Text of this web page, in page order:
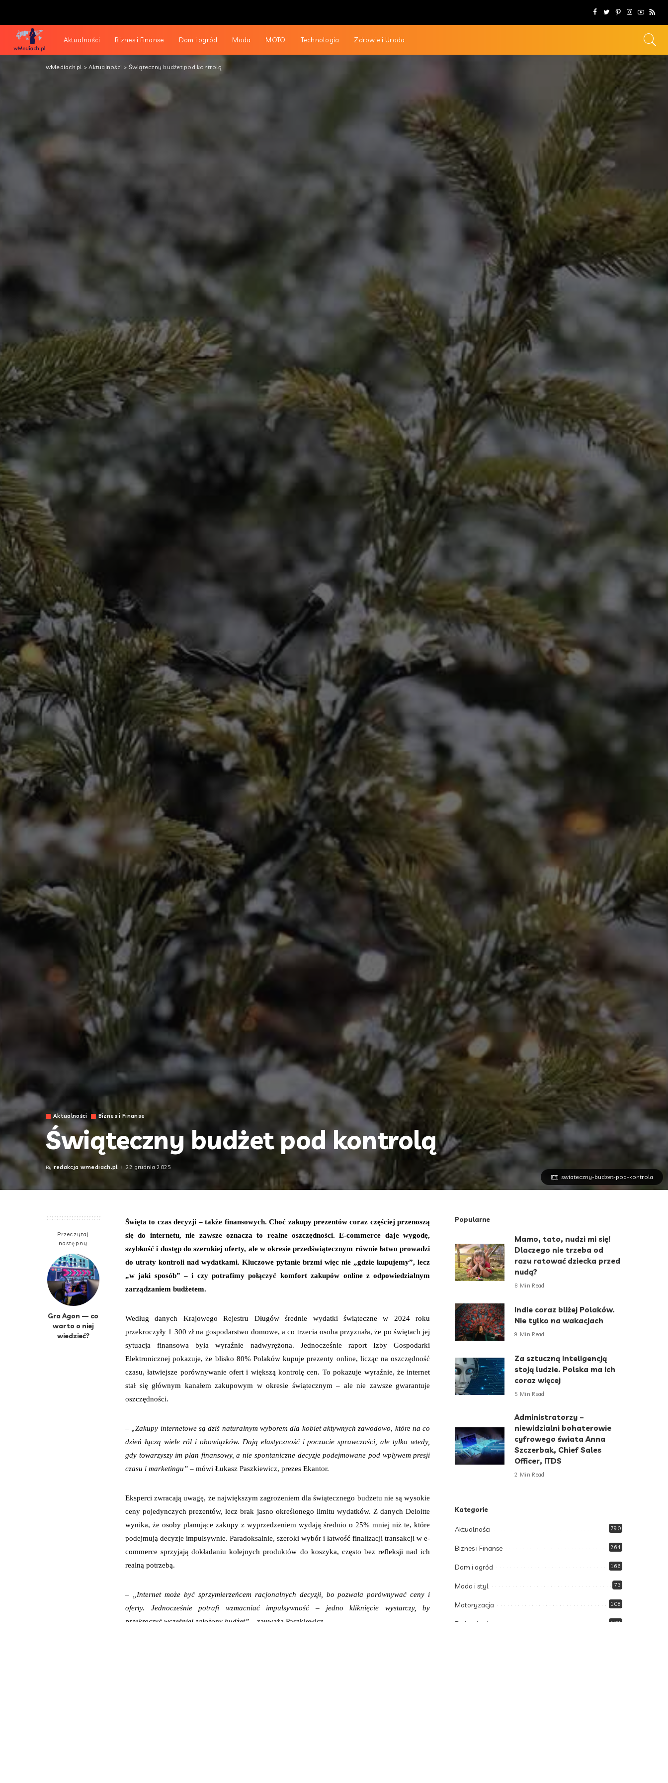
Aktualności Biznes i Finanse Dom i ogród Moda MOTO Technologia Zdrowie i Uroda
swiateczny-budzet-pod-kontrola
wMediach.pl>Aktualności > Świąteczny budżet pod kontrolą
Aktualności Biznes i Finanse
Świąteczny budżet pod kontrolą
Posted
by
By redakcja wmediach.pl 22 grudnia 2025
Przeczytaj
następny
Gra Agon — co
warto o niej
wiedzieć?
Święta to czas decyzji – także finansowych. Choć zakupy prezentów coraz częściej przenoszą
się do internetu, nie zawsze oznacza to realne oszczędności. E-commerce daje wygodę,
szybkość i dostęp do szerokiej oferty, ale w okresie przedświątecznym równie łatwo prowadzi
do utraty kontroli nad wydatkami. Kluczowe pytanie brzmi więc nie „gdzie kupujemy”, lecz
„w jaki sposób” – i czy potrafimy połączyć komfort zakupów online z odpowiedzialnym
zarządzaniem budżetem.
Według danych Krajowego Rejestru Długów średnie wydatki świąteczne w 2024 roku
przekroczyły 1 300 zł na gospodarstwo domowe, a co trzecia osoba przyznała, że po świętach jej
sytuacja finansowa była wyraźnie nadwyrężona. Jednocześnie raport Izby Gospodarki
Elektronicznej pokazuje, że blisko 80% Polaków kupuje prezenty online, licząc na oszczędność
czasu, łatwiejsze porównywanie ofert i większą kontrolę cen. To pokazuje wyraźnie, że internet
stał się głównym kanałem zakupowym w okresie świątecznym – ale nie zawsze gwarantuje
oszczędności.
– „Zakupy internetowe są dziś naturalnym wyborem dla kobiet aktywnych zawodowo, które na co
dzień łączą wiele ról i obowiązków. Dają elastyczność i poczucie sprawczości, ale tylko wtedy,
gdy towarzyszy im plan finansowy, a nie spontaniczne decyzje podejmowane pod wpływem presji
czasu i marketingu” – mówi Łukasz Paszkiewicz, prezes Ekantor.
Eksperci zwracają uwagę, że największym zagrożeniem dla świątecznego budżetu nie są wysokie
ceny pojedynczych prezentów, lecz brak jasno określonego limitu wydatków. Z danych Deloitte
wynika, że osoby planujące zakupy z wyprzedzeniem wydają średnio o 25% mniej niż te, które
podejmują decyzje impulsywnie. Paradoksalnie, szeroki wybór i łatwość finalizacji transakcji w e-
commerce sprzyjają dokładaniu kolejnych produktów do koszyka, często bez refleksji nad ich
realną potrzebą.
– „Internet może być sprzymierzeńcem racjonalnych decyzji, bo pozwala porównywać ceny i
oferty. Jednocześnie potrafi wzmacniać impulsywność – jedno kliknięcie wystarczy, by
przekroczyć wcześniej założony budżet” – zauważa Paszkiewicz.
Popularne
Mamo, tato, nudzi mi się!
Dlaczego nie trzeba od
razu ratować dziecka przed
nudą?
8 Min Read
Indie coraz bliżej Polaków.
Nie tylko na wakacjach
9 Min Read
Za sztuczną inteligencją
stoją ludzie. Polska ma ich
coraz więcej
5 Min Read
Administratorzy –
niewidzialni bohaterowie
cyfrowego świata Anna
Szczerbak, Chief Sales
Officer, ITDS
2 Min Read
Kategorie
Aktualności 790
Biznes i Finanse 264
Dom i ogród 166
Moda i styl 73
Motoryzacja 108
Technologia 102